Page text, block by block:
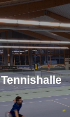
Tennishalle